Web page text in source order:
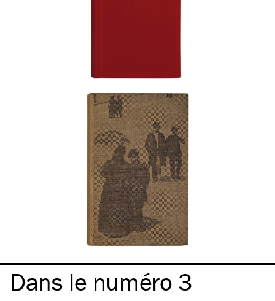
Dans le numéro 3